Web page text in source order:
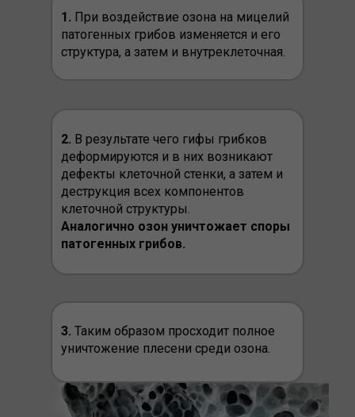
1. При воздействие озона на мицелий
патогенных грибов изменяется и его
структура, а затем и внутреклеточная.
2. В результате чего гифы грибков
деформируются и в них возникают
дефекты клеточной стенки, а затем и
деструкция всех компонентов
клеточной структуры.
Аналогично озон уничтожает споры
патогенных грибов.
3. Таким образом просходит полное
уничтожение плесени среди озона.